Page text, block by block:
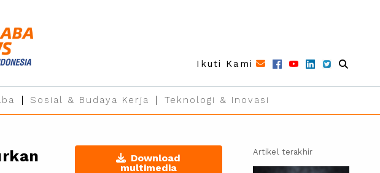
Ikuti Kami
Sosial & Budaya Kerja Teknologi & Inovasi
Download
multimedia
Artikel terakhir